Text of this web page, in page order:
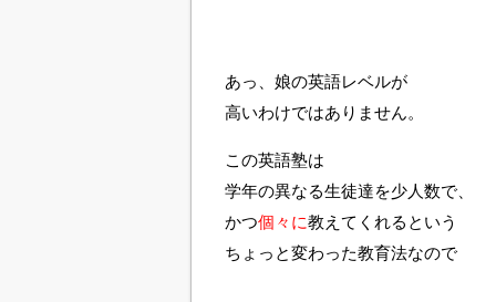
あっ、娘の英語レベルが
高いわけではありません。
この英語塾は
学年の異なる生徒達を少人数で、
かつ個々に教えてくれるという
ちょっと変わった教育法なので